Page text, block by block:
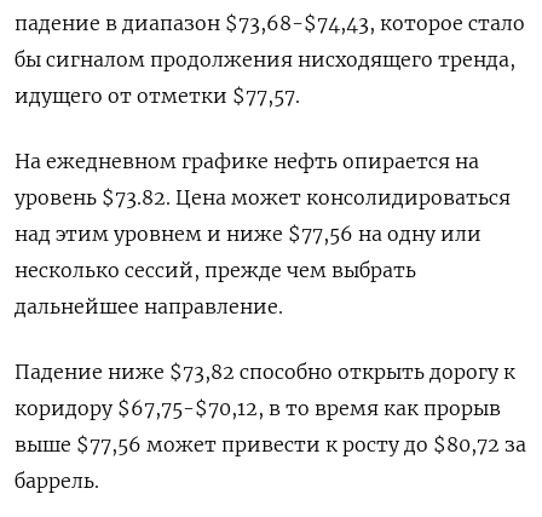
падение в диапазон $73,68-$74,43, которое стало
бы сигналом продолжения нисходящего тренда,
идущего от отметки $77,57.
На ежедневном графике нефть опирается на
уровень $73.82. Цена может консолидироваться
над этим уровнем и ниже $77,56 на одну или
несколько сессий, прежде чем выбрать
дальнейшее направление.
Падение ниже $73,82 способно открыть дорогу к
коридору $67,75-$70,12, в то время как прорыв
выше $77,56 может привести к росту до $80,72 за
баррель.